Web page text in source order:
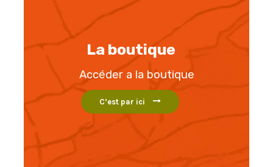
La boutique
Accéder a la boutique
C’est par ici